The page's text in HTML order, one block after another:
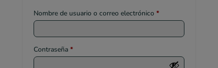
Nombre de usuario o correo electrónico *Obligatorio
Contraseña *Obligatorio